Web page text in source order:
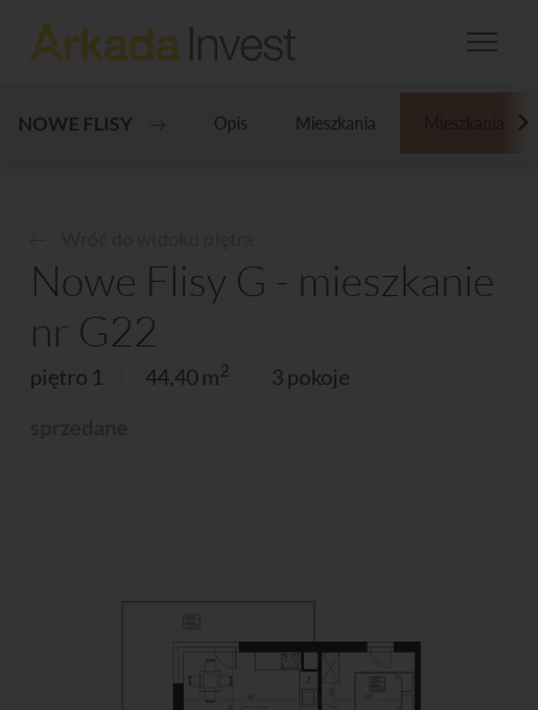
NOWE FLISY Opis Mieszkania
Nowe Flisy G - mieszkanie
nr G22
piętro 1 44,40 m2
3 pokoje